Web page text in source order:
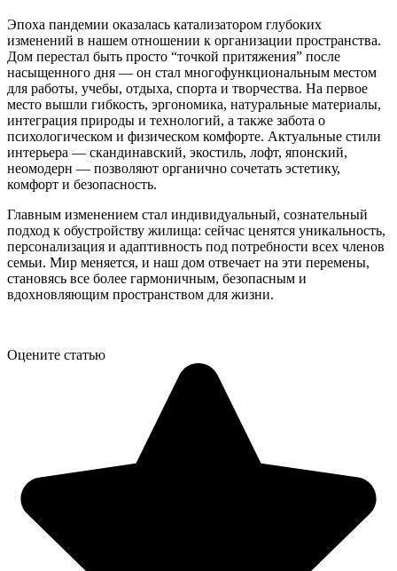
Эпоха пандемии оказалась катализатором глубоких
изменений в нашем отношении к организации пространства.
Дом перестал быть просто “точкой притяжения” после
насыщенного дня — он стал многофункциональным местом
для работы, учебы, отдыха, спорта и творчества. На первое
место вышли гибкость, эргономика, натуральные материалы,
интеграция природы и технологий, а также забота о
психологическом и физическом комфорте. Актуальные стили
интерьера — скандинавский, экостиль, лофт, японский,
неомодерн — позволяют органично сочетать эстетику,
комфорт и безопасность.
Главным изменением стал индивидуальный, сознательный
подход к обустройству жилища: сейчас ценятся уникальность,
персонализация и адаптивность под потребности всех членов
семьи. Мир меняется, и наш дом отвечает на эти перемены,
становясь все более гармоничным, безопасным и
вдохновляющим пространством для жизни.
Оцените статью